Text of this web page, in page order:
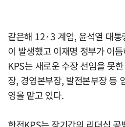
같은해 12·3 계엄, 윤석열 대통
이 발생했고 이재명 정부가 이
KPS는 새로운 수장 선임을 못
장, 경영본부장, 발전본부장 등
영을 맡고 있다.